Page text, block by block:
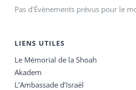
Pas d'Évènements prévus pour le
LIENS UTILES
Le Mémorial de la Shoah
Akadem
L’Ambassade d’Israël